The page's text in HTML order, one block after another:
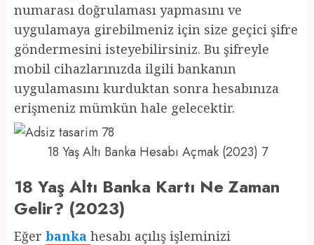
numarası doğrulaması yapmasını ve
uygulamaya girebilmeniz için size geçici şifre
göndermesini isteyebilirsiniz. Bu şifreyle
mobil cihazlarınızda ilgili bankanın
uygulamasını kurduktan sonra hesabınıza
erişmeniz mümkün hale gelecektir.
18 Yaş Altı Banka Hesabı Açmak (2023) 7
18 Yaş Altı Banka Kartı Ne Zaman
Gelir? (2023)
Eğer banka hesabı açılış işleminizi